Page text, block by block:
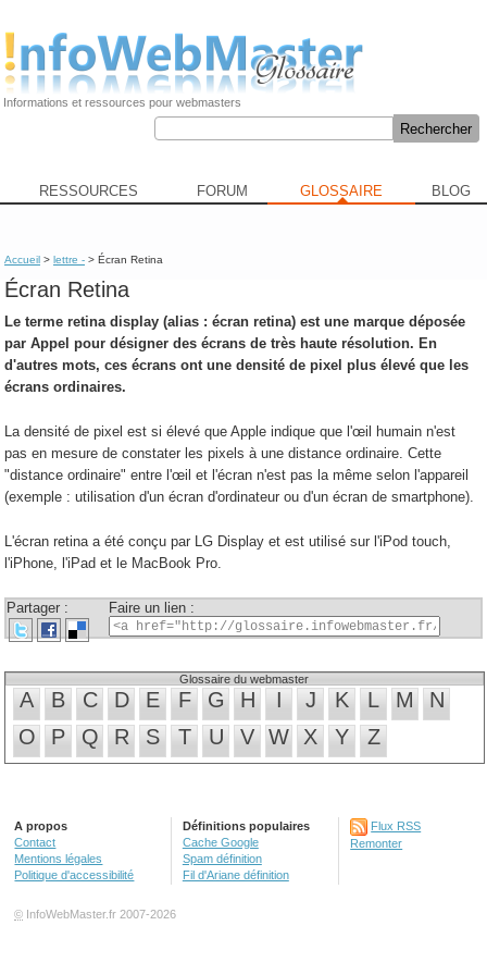
Informations et ressources pour webmasters
RESSOURCES FORUM GLOSSAIRE BLOG
Accueil >lettre - > Écran Retina
Écran Retina
Le termeretina display (alias : écran retina) est une marque déposée
par Appel pour désigner des écrans de très haute résolution. En
d'autres mots, ces écrans ont une densité de pixel plus élevé que les
écrans ordinaires.
La densité de pixel est si élevé que Apple indique que l'œil humain n'est
pas en mesure de constater les pixels à une distance ordinaire. Cette
"distance ordinaire" entre l'œil et l'écran n'est pas la même selon l'appareil
(exemple : utilisation d'un écran d'ordinateur ou d'un écran de smartphone).
L'écran retina a été conçu par LG Display et est utilisé sur l'iPod touch,
l'iPhone, l'iPad et le MacBook Pro.
Partager : Faire un lien :
Glossaire du webmaster
A B C D E F G H I J K L M
N
O
P Q R S T U V W X Y Z
A propos
Contact
Mentions légales
Politique d'accessibilité
Définitions populaires
Cache Google
Spam définition
Fil d'Ariane définition
Flux RSS
Remonter
© InfoWebMaster.fr 2007-2026